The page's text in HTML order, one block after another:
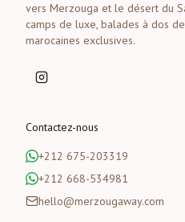
vers Merzouga et le désert du
camps de luxe, balades à dos
marocaines exclusives.
Contactez-nous
+212 675-203319
+212 668-534981
hello@merzougaway.com